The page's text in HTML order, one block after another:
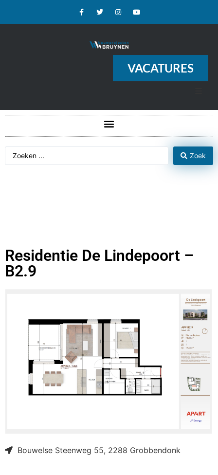
VACATURES
Zoek
Residentie De Lindepoort –
B2.9
Bouwelse Steenweg 55, 2288 Grobbendonk